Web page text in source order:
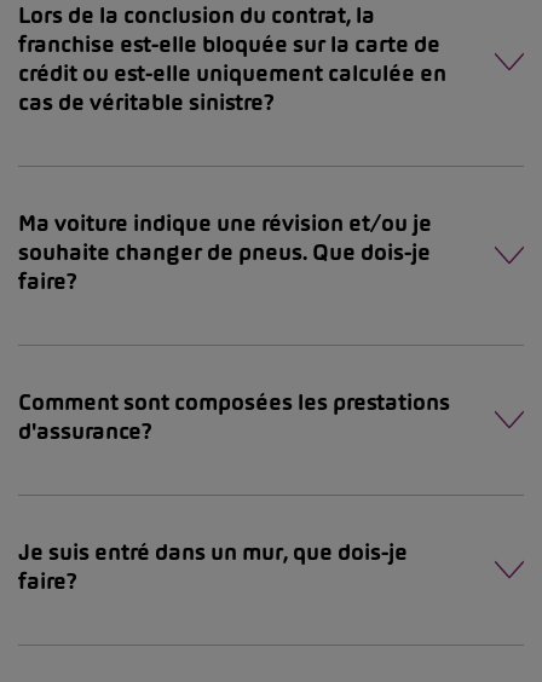
Lors de la conclusion du contrat, la
franchise est-elle bloquée sur la carte de
crédit ou est-elle uniquement calculée en
cas de véritable sinistre?
Ma voiture indique une révision et/ou je
souhaite changer de pneus. Que dois-je
faire?
Comment sont composées les prestations
d'assurance?
Je suis entré dans un mur, que dois-je
faire?